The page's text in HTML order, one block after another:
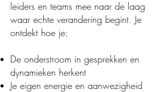
leiders en teams mee naar de laag
waar echte verandering begint. Je
ontdekt hoe je:
De onderstroom in gesprekken en
dynamieken herkent
Je eigen energie en aanwezigheid